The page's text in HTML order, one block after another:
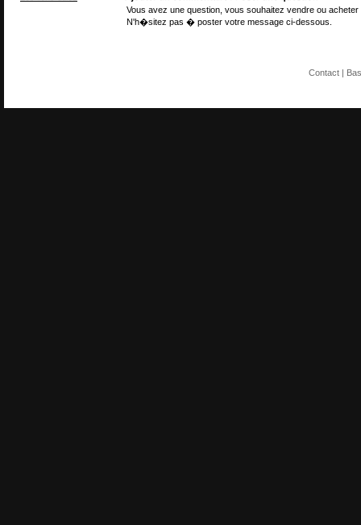
Vous avez une question, vous souhaitez vendre ou
N'h�sitez pas � poster votre message ci-dessous.
Contact|